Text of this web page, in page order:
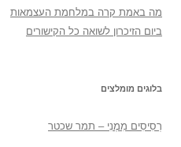
מה באמת קרה במלחמת העצמאות
ביום הזיכרון לשואה כל הקישורים
בלוגים מומלצים
רְסִיסִים מִמֶנִי – תמר שכטר